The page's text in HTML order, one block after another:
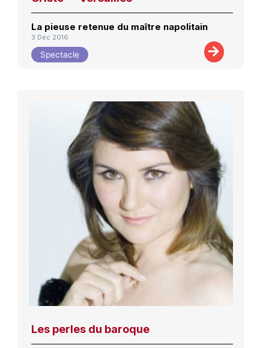
La pieuse retenue du maître napolitain
3 Déc 2016
Spectacle
Les perles du baroque